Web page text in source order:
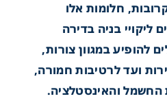
חלומות אלו
ליקויי בניה בדירה
להופיע במגוון צורות,
ועד לרטיבות חמורה,
החשמל והאינסטלציה.